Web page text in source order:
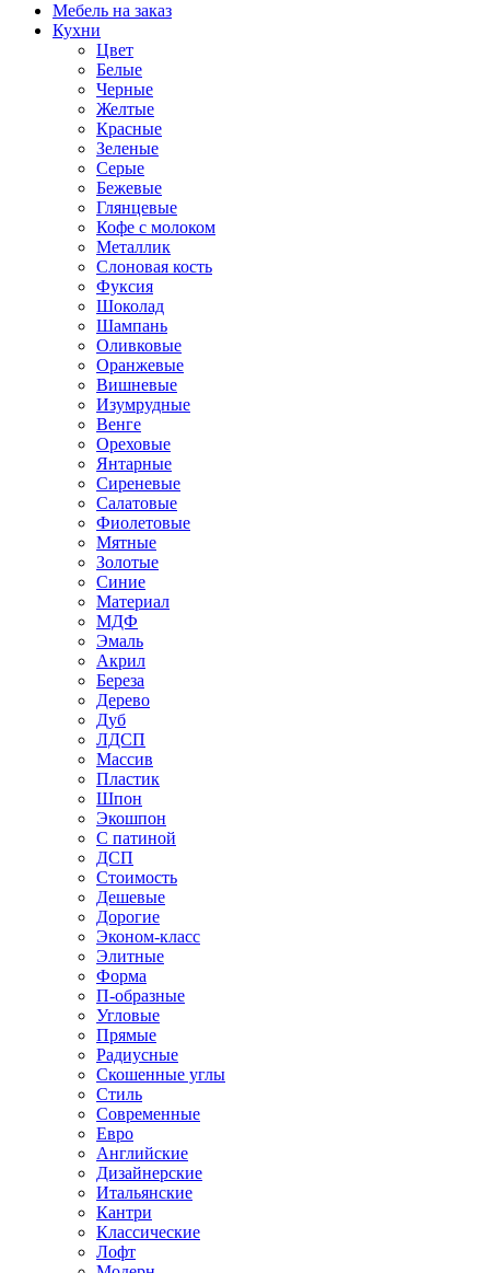
Мебель на заказ
Кухни
Цвет
Белые
Черные
Желтые
Красные
Зеленые
Серые
Бежевые
Глянцевые
Кофе с молоком
Металлик
Слоновая кость
Фуксия
Шоколад
Шампань
Оливковые
Оранжевые
Вишневые
Изумрудные
Венге
Ореховые
Янтарные
Сиреневые
Салатовые
Фиолетовые
Мятные
Золотые
Синие
Материал
МДФ
Эмаль
Акрил
Береза
Дерево
Дуб
ЛДСП
Массив
Пластик
Шпон
Экошпон
С патиной
ДСП
Стоимость
Дешевые
Дорогие
Эконом-класс
Элитные
Форма
П-образные
Угловые
Прямые
Радиусные
Скошенные углы
Стиль
Современные
Евро
Английские
Дизайнерские
Итальянские
Кантри
Классические
Лофт